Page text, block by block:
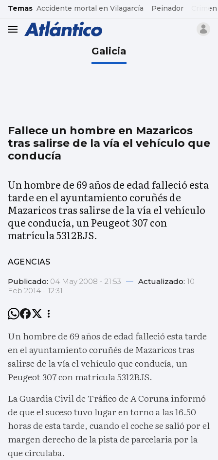
common.go-to-content
Temas Accidente mortal en Vilagarcía Peinador
header.menu.open
Galicia
Fallece un hombre en Mazaricos
tras salirse de la vía el vehículo que
conducía
Un hombre de 69 años de edad falleció esta
tarde en el ayuntamiento coruñés de
Mazaricos tras salirse de la vía el vehículo
que conducía, un Peugeot 307 con
matrícula 5312BJS.
AGENCIAS
Publicado: 04 May 2008 - 21:53 — Actualizado: 10
Feb 2014 - 12:31
Un hombre de 69 años de edad falleció esta tarde
en el ayuntamiento coruñés de Mazaricos tras
salirse de la vía el vehículo que conducía, un
Peugeot 307 con matrícula 5312BJS.
La Guardia Civil de Tráfico de A Coruña informó
de que el suceso tuvo lugar en torno a las 16.50
horas de esta tarde, cuando el coche se salió por el
margen derecho de la pista de parcelaria por la
que circulaba.